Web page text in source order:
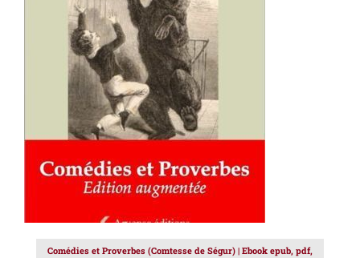
AJOUTER AU PANIER / DÉTAILS
Comédies et Proverbes (Comtesse de Ségur) | Ebook epub, pdf,